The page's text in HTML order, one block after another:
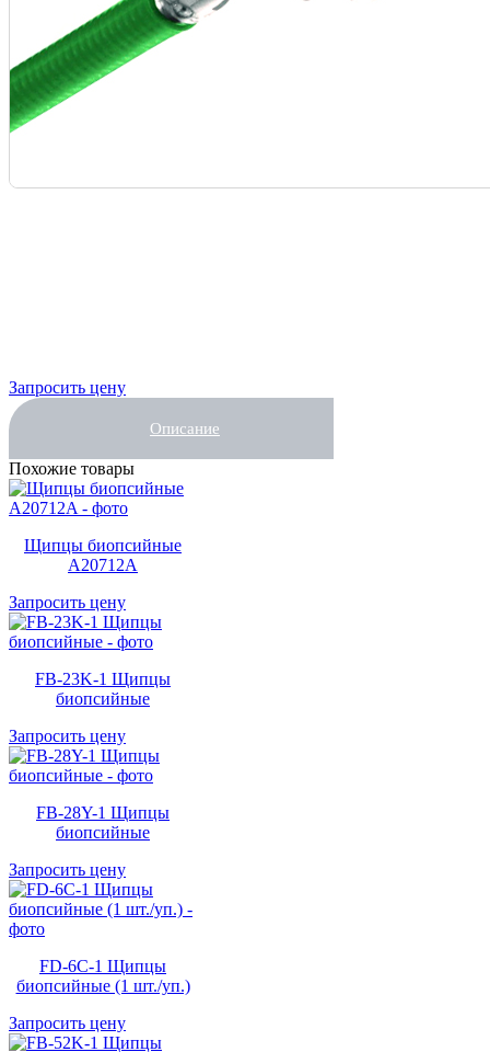
Запросить цену
Описание
Похожие товары
Щипцы биопсийные
A20712A
Запросить цену
FB-23K-1 Щипцы
биопсийные
Запросить цену
FB-28Y-1 Щипцы
биопсийные
Запросить цену
FD-6C-1 Щипцы
биопсийные (1 шт./уп.)
Запросить цену